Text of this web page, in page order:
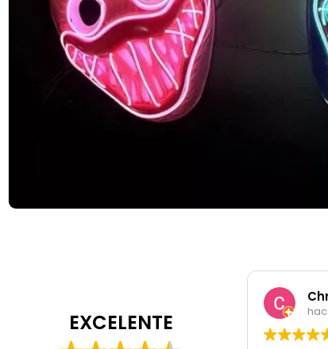
EXCELENTE